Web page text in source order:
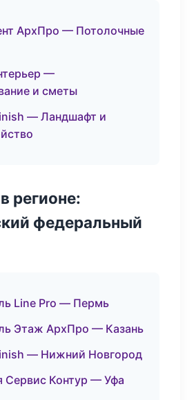
АрхПро — Потолочные
—
и сметы
— Ландшафт и
регионе:
федеральный
Line Pro — Пермь
Этаж АрхПро — Казань
— Нижний Новгород
Сервис Контур — Уфа